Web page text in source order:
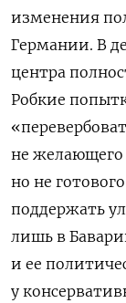
изменения
Германии. В
центра
Робкие
не желающего
но не
поддержать
лишь в
и ее
у